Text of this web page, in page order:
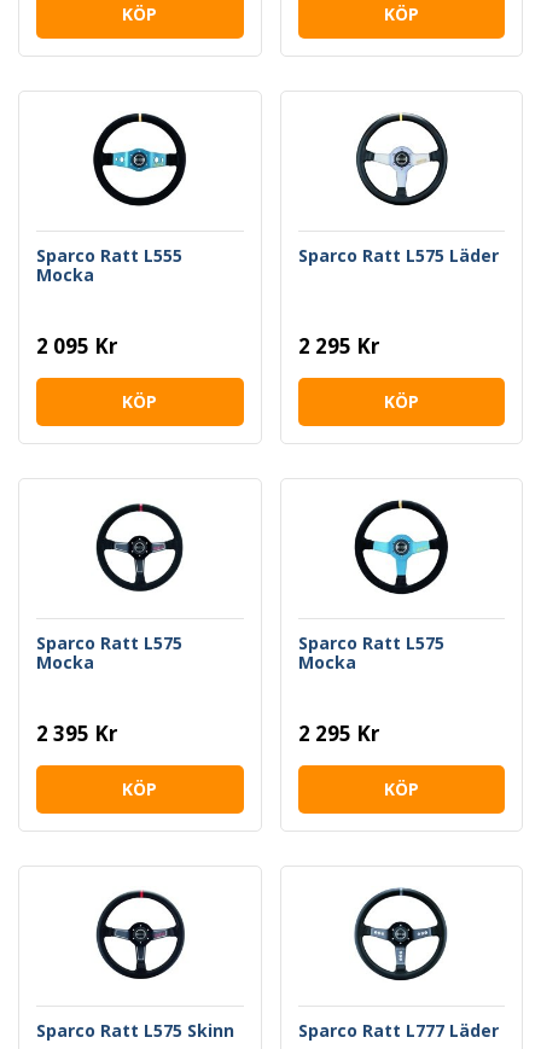
KÖP KÖP
Sparco Ratt L555
Mocka
2 095 Kr
KÖP
Sparco Ratt L575 Läder
2 295 Kr
KÖP
Sparco Ratt L575
Mocka
2 395 Kr
KÖP
Sparco Ratt L575
Mocka
2 295 Kr
KÖP
Sparco Ratt L575 Skinn Sparco Ratt L777 Läder